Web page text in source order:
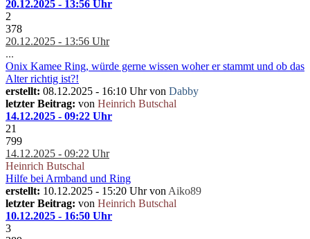
20.12.2025 - 13:56 Uhr
2
378
20.12.2025 - 13:56 Uhr
...
Onix Kamee Ring, würde gerne wissen woher er stammt und ob das
Alter richtig ist?!
erstellt: 08.12.2025 - 16:10 Uhr von Dabby
letzter Beitrag: von Heinrich Butschal
14.12.2025 - 09:22 Uhr
21
799
14.12.2025 - 09:22 Uhr
Heinrich Butschal
Hilfe bei Armband und Ring
erstellt: 10.12.2025 - 15:20 Uhr von Aiko89
letzter Beitrag: von Heinrich Butschal
10.12.2025 - 16:50 Uhr
3